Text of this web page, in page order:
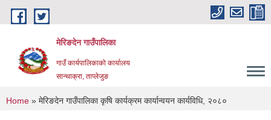
Skip to main content
मेरिङदेन गाउँपालिका
गाउँ कार्यपालिकाको कार्यालय
सान्थाक्रा, ताप्लेजुङ
You are here
Home » मेरिङदेन गाउँपालिका कृषि कार्यक्रम कार्यान्वयन कार्यविधि, २०८०